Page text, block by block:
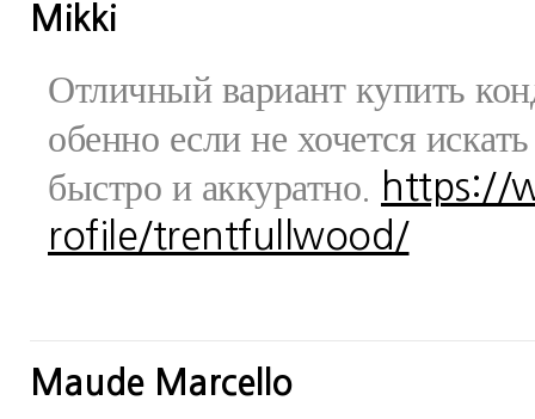
Mikki
Отличный вариант купить
обенно если не хочется
быстро и аккуратно.
https://
rofile/trentfullwood/
Maude Marcello